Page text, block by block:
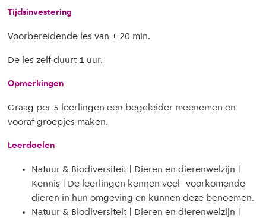
Tijdsinvestering
Voorbereidende les van ± 20 min.
De les zelf duurt 1 uur.
Opmerkingen
Graag per 5 leerlingen een begeleider meenemen en
vooraf groepjes maken.
Leerdoelen
Natuur & Biodiversiteit | Dieren en dierenwelzijn |
Kennis | De leerlingen kennen veel- voorkomende
dieren in hun omgeving en kunnen deze benoemen.
Natuur & Biodiversiteit | Dieren en dierenwelzijn |